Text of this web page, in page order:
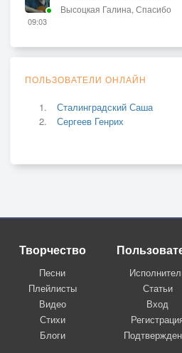
09:03
Высоцкая Галина, Спасибо
ПОЛЬЗОВАТЕЛИ ОНЛАЙН
Сталинградский Саша
Сергеев Генрих
Творчество
Песни
Плейлисты
Видео
Стихи
Блоги
Статьи
Вход